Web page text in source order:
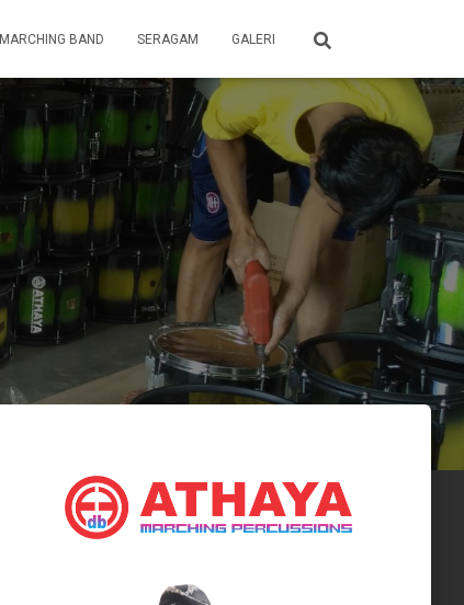
MARCHING BAND SERAGAM GALERI